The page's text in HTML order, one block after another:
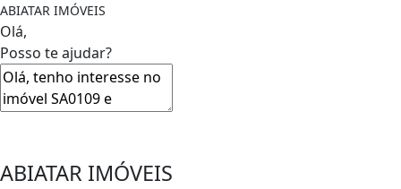
ABIATAR IMÓVEIS
Olá,
Posso te ajudar?
ABIATAR IMÓVEIS